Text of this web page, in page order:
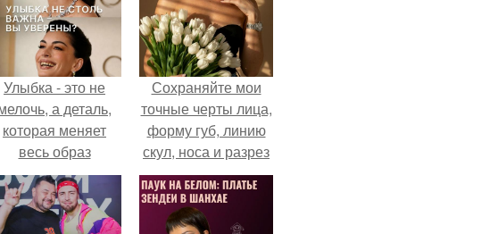
Улыбка - это не
а деталь,
которая меняет
весь образ
человека.
Сохраняйте мои
точные черты лица,
форму губ, линию
скул, носа и разрез
глаз.